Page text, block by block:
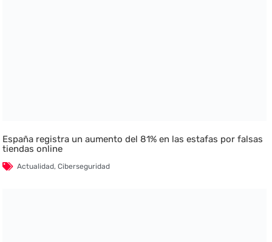
España registra un aumento del 81% en las estafas por falsas
tiendas online
Actualidad,Ciberseguridad